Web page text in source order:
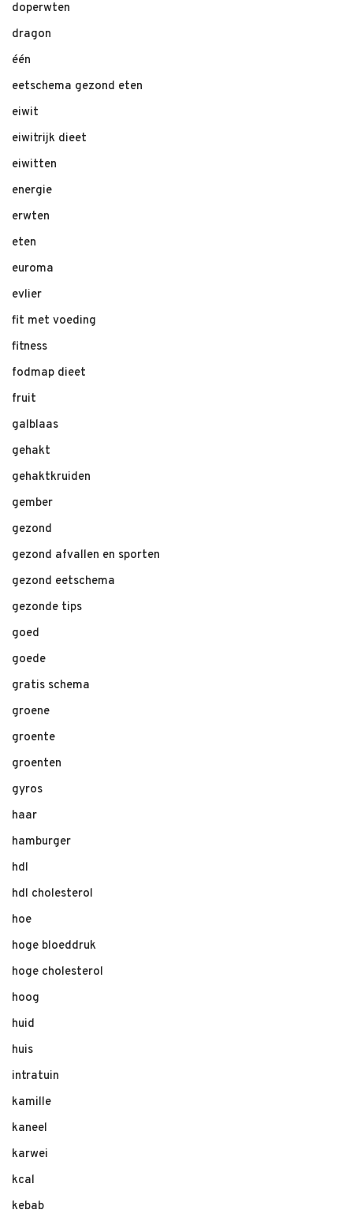
doperwten
dragon
één
eetschema gezond eten
eiwit
eiwitrijk dieet
eiwitten
energie
erwten
eten
euroma
evlier
fit met voeding
fitness
fodmap dieet
fruit
galblaas
gehakt
gehaktkruiden
gember
gezond
gezond afvallen en sporten
gezond eetschema
gezonde tips
goed
goede
gratis schema
groene
groente
groenten
gyros
haar
hamburger
hdl
hdl cholesterol
hoe
hoge bloeddruk
hoge cholesterol
hoog
huid
huis
intratuin
kamille
kaneel
karwei
kcal
kebab